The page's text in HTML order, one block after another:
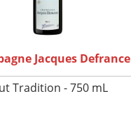
Jacques Defrance
Tradition - 750 mL